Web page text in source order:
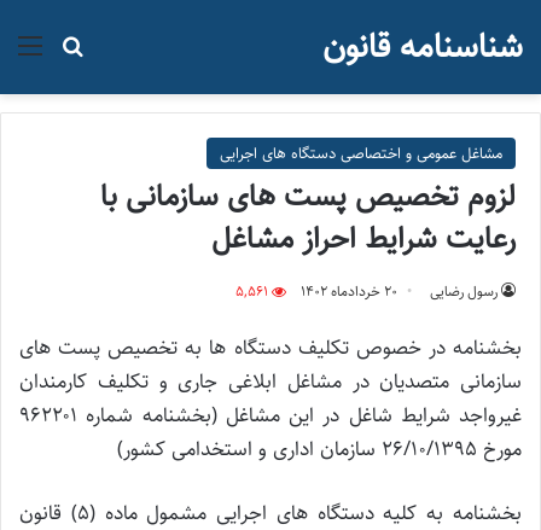
جستجو شناسنامه قانون
مشاغل عمومی و اختصاصی دستگاه های اجرایی
لزوم تخصیص پست های سازمانی با
رعایت شرایط احراز مشاغل
رسول رضایی ۲۰ خرداد‌ماه ۱۴۰۲ 5,561
بخشنامه در خصوص تکلیف دستگاه ها به تخصیص پست های
سازمانی متصدیان در مشاغل ابلاغی جاری و تکلیف کارمندان
غیرواجد شرایط شاغل در این مشاغل (بخشنامه شماره ۹۶۲۲۰۱
مورخ ۲۶/۱۰/۱۳۹۵ سازمان اداری و استخدامی کشور)
بخشنامه به کلیه دستگاه های اجرایی مشمول ماده (۵) قانون